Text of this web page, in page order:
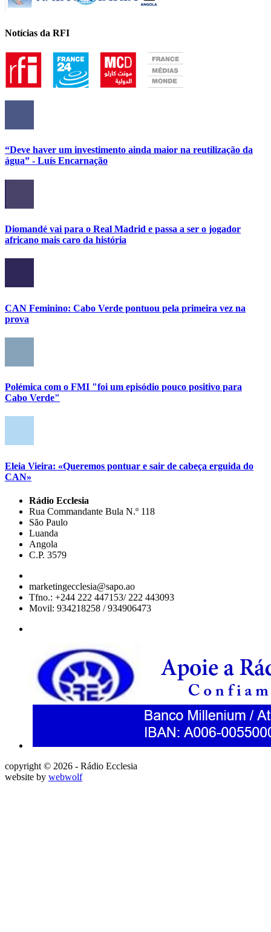
Notícias da RFI
“Deve haver um investimento ainda maior na reutilização da
água” - Luís Encarnação
Diomandé vai para o Real Madrid e passa a ser o jogador
africano mais caro da história
CAN Feminino: Cabo Verde pontuou pela primeira vez na
prova
Polémica com o FMI "foi um episódio pouco positivo para
Cabo Verde"
Eleia Vieira: «Queremos pontuar e sair de cabeça erguida do
CAN»
Rádio Ecclesia
Rua Commandante Bula N.º 118
São Paulo
Luanda
Angola
C.P. 3579
marketingecclesia@sapo.ao
Tfno.: +244 222 447153/ 222 443093
Movil: 934218258 / 934906473
copyright © 2026 - Rádio Ecclesia
website by webwolf